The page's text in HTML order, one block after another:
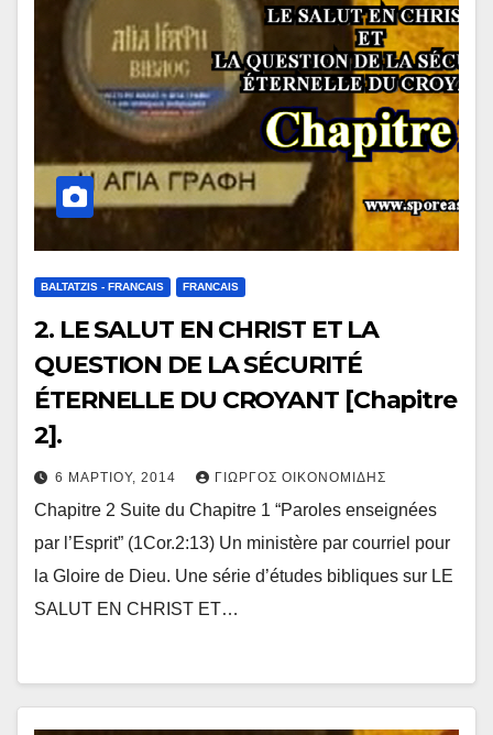
BALTATZIS - FRANCAIS FRANCAIS
2. LE SALUT EN CHRIST ET LA
QUESTION DE LA SÉCURITÉ
ÉTERNELLE DU CROYANT [Chapitre
2].
6 ΜΑΡΤΊΟΥ, 2014 ΓΙΏΡΓΟΣ ΟΙΚΟΝΟΜΊΔΗΣ
Chapitre 2 Suite du Chapitre 1 “Paroles enseignées
par l’Esprit” (1Cor.2:13) Un ministère par courriel pour
la Gloire de Dieu. Une série d’études bibliques sur LE
SALUT EN CHRIST ET…